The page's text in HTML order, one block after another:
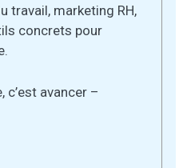
travail, marketing RH,
concrets pour
c’est avancer –